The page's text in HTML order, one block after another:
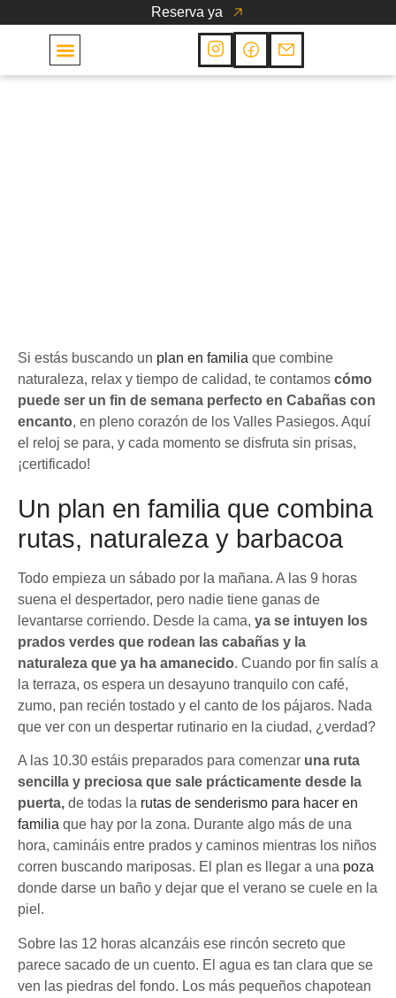
Reserva ya
Si estás buscando un plan en familia que combine
naturaleza, relax y tiempo de calidad, te contamos cómo
puede ser un fin de semana perfecto en Cabañas con
encanto, en pleno corazón de los Valles Pasiegos. Aquí
el reloj se para, y cada momento se disfruta sin prisas,
¡certificado!
Un plan en familia que combina
rutas, naturaleza y barbacoa
Todo empieza un sábado por la mañana. A las 9 horas
suena el despertador, pero nadie tiene ganas de
levantarse corriendo. Desde la cama, ya se intuyen los
prados verdes que rodean las cabañas y la
naturaleza que ya ha amanecido. Cuando por fin salís a
la terraza, os espera un desayuno tranquilo con café,
zumo, pan recién tostado y el canto de los pájaros. Nada
que ver con un despertar rutinario en la ciudad, ¿verdad?
A las 10.30 estáis preparados para comenzar una ruta
sencilla y preciosa que sale prácticamente desde la
puerta, de todas la rutas de senderismo para hacer en
familia que hay por la zona. Durante algo más de una
hora, camináis entre prados y caminos mientras los niños
corren buscando mariposas. El plan es llegar a una poza
donde darse un baño y dejar que el verano se cuele en la
piel.
Sobre las 12 horas alcanzáis ese rincón secreto que
parece sacado de un cuento. El agua es tan clara que se
ven las piedras del fondo. Los más pequeños chapotean